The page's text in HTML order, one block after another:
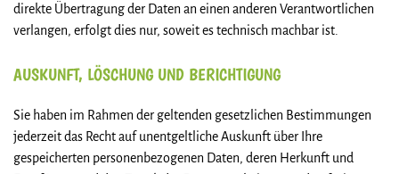
direkte Übertragung der Daten an einen anderen Verantwortlichen
verlangen, erfolgt dies nur, soweit es technisch machbar ist.
AUSKUNFT, LÖSCHUNG UND BERICHTIGUNG
Sie haben im Rahmen der geltenden gesetzlichen Bestimmungen
jederzeit das Recht auf unentgeltliche Auskunft über Ihre
gespeicherten personenbezogenen Daten, deren Herkunft und